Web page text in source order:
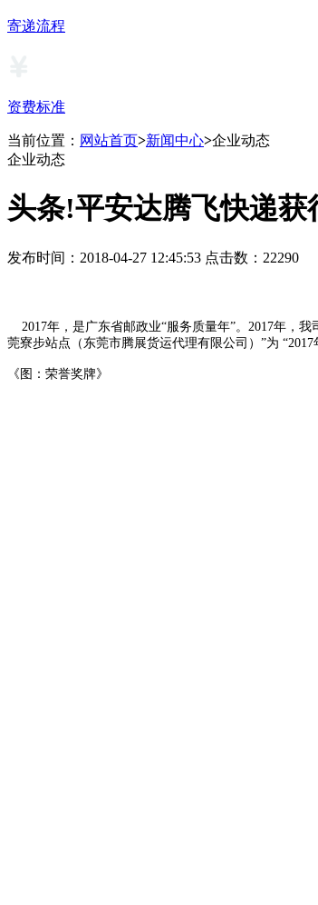
寄递流程
资费标准
当前位置： 网站首页>新闻中心>企业动态
企业动态
头条!平安达腾飞快递
发布时间：2018-04-27 12:45:53 点击数：22290
2017年，是广东省邮政业“服务质量年”。2017年，
莞寮步站点（东莞市腾展货运代理有限公司）”为
《图：荣誉奖牌》